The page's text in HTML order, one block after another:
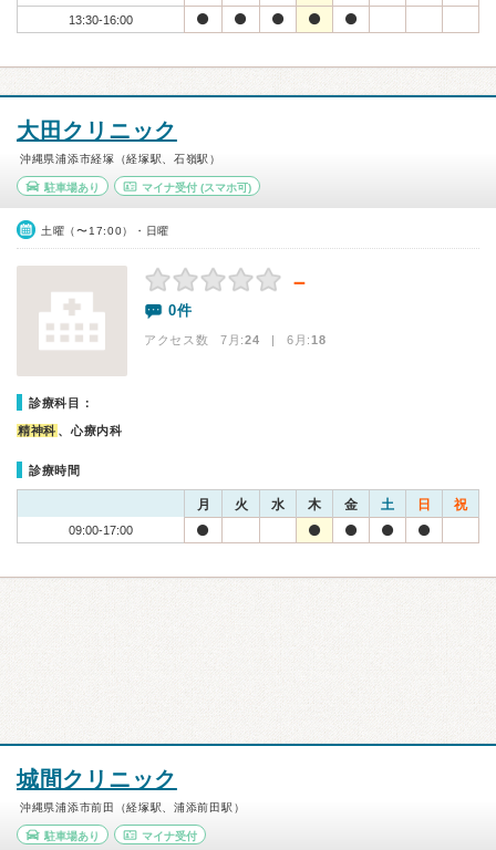
13:30-16:00
大田クリニック
沖縄県浦添市経塚（経塚駅、石嶺駅）
駐車場あり マイナ受付(スマホ可)
土曜（〜17:00）・日曜
－
0件
アクセス数 7月:24 | 6月:18
診療科目：
精神科 、心療内科
診療時間
月 火 水 木 金 土 日 祝
09:00-17:00
城間クリニック
沖縄県浦添市前田（経塚駅、浦添前田駅）
駐車場あり マイナ受付